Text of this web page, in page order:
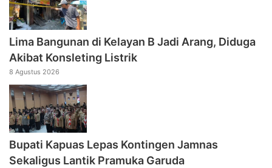
Lima Bangunan di Kelayan B Jadi Arang, Diduga
Akibat Konsleting Listrik
8 Agustus 2026
Bupati Kapuas Lepas Kontingen Jamnas
Sekaligus Lantik Pramuka Garuda